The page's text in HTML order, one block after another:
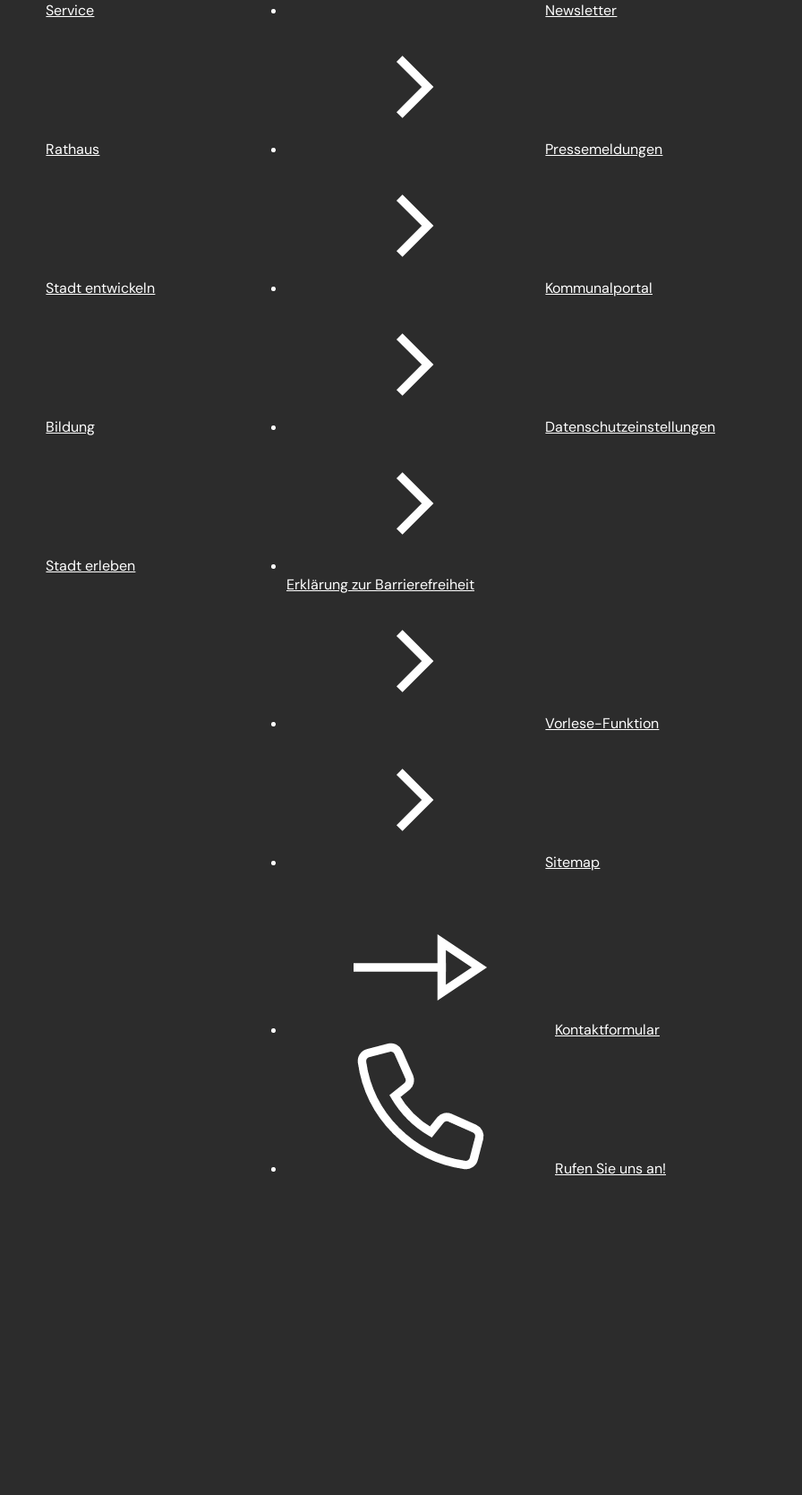
Service
Rathaus
Stadt entwickeln
Bildung
Stadt erleben
Newsletter
Pressemeldungen
Kommunalportal
Datenschutz­einstellungen
Erklärung zur Barrierefreiheit
Vorlese-Funktion
Sitemap
Kontaktformular
Rufen Sie uns an!